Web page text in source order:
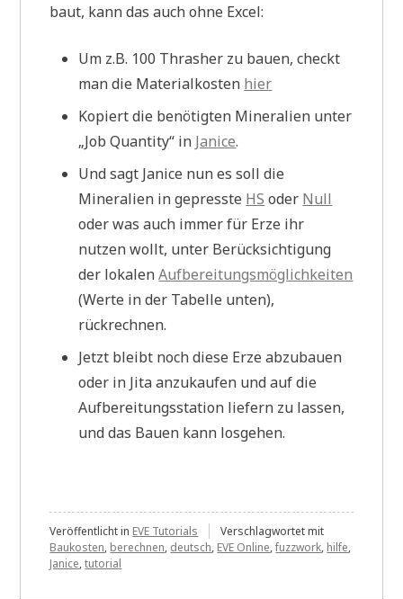
baut, kann das auch ohne Excel:
Um z.B. 100 Thrasher zu bauen, checkt
man die Materialkosten hier
Kopiert die benötigten Mineralien unter
„Job Quantity“ in Janice.
Und sagt Janice nun es soll die
Mineralien in gepresste HS oder Null
oder was auch immer für Erze ihr
nutzen wollt, unter Berücksichtigung
der lokalenAufbereitungsmöglichkeiten
(Werte in der Tabelle unten),
rückrechnen.
Jetzt bleibt noch diese Erze abzubauen
oder in Jita anzukaufen und auf die
Aufbereitungsstation liefern zu lassen,
und das Bauen kann losgehen.
Veröffentlicht in EVE Tutorials
Verschlagwortet mit
Baukosten, berechnen, deutsch, EVE Online,fuzzwork, hilfe,
Janice,tutorial